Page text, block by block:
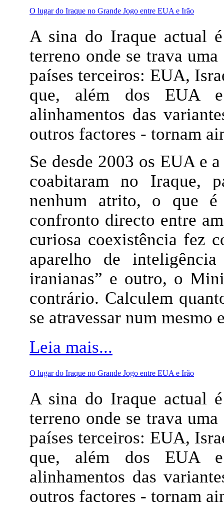
O lugar do Iraque no Grande Jogo entre EUA e Irão
A sina do Iraque actual
terreno onde se trava
países terceiros: EUA,
que, além dos EUA
alinhamentos das
outros factores - tornam
Se desde 2003 os EUA e
coabitaram no Iraque,
nenhum atrito, o que
confronto directo entre
curiosa coexistência fez
aparelho de
iranianas” e outro, o
contrário. Calculem
se atravessar num
Leia mais...
O lugar do Iraque no Grande Jogo entre EUA e Irão
A sina do Iraque actual
terreno onde se trava
países terceiros: EUA,
que, além dos EUA
alinhamentos das
outros factores - tornam